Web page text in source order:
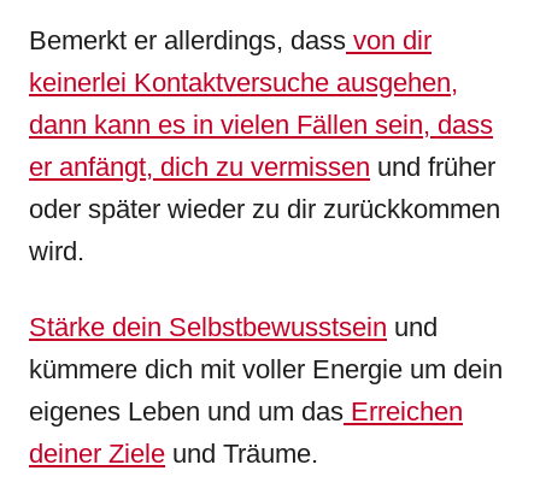
Bemerkt er allerdings, dass von dir
keinerlei Kontaktversuche ausgehen,
dann kann es in vielen Fällen sein, dass
er anfängt, dich zu vermissen und früher
oder später wieder zu dir zurückkommen
wird.
Stärke dein Selbstbewusstsein und
kümmere dich mit voller Energie um dein
eigenes Leben und um das Erreichen
deiner Ziele und Träume.